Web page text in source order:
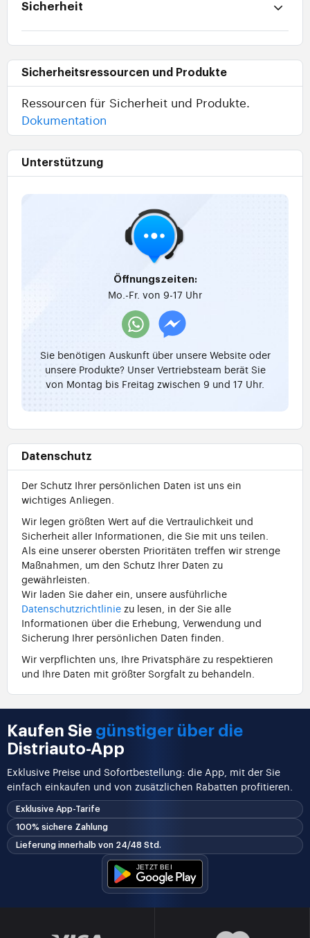
Sicherheit
Sicherheitsressourcen und Produkte
Ressourcen für Sicherheit und Produkte.
Dokumentation
Unterstützung
Öffnungszeiten:
Mo.-Fr. von 9-17 Uhr
Sie benötigen Auskunft über unsere Website oder
unsere Produkte? Unser Vertriebsteam berät Sie
von Montag bis Freitag zwischen 9 und 17 Uhr.
Datenschutz
Der Schutz Ihrer persönlichen Daten ist uns ein
wichtiges Anliegen.
Wir legen größten Wert auf die Vertraulichkeit und
Sicherheit aller Informationen, die Sie mit uns teilen.
Als eine unserer obersten Prioritäten treffen wir strenge
Maßnahmen, um den Schutz Ihrer Daten zu
gewährleisten.
Wir laden Sie daher ein, unsere ausführliche
Datenschutzrichtlinie zu lesen, in der Sie alle
Informationen über die Erhebung, Verwendung und
Sicherung Ihrer persönlichen Daten finden.
Wir verpflichten uns, Ihre Privatsphäre zu respektieren
und Ihre Daten mit größter Sorgfalt zu behandeln.
Kaufen Sie günstiger über die
Distriauto-App
Exklusive Preise und Sofortbestellung: die App, mit der Sie
einfach einkaufen und von zusätzlichen Rabatten profitieren.
Exklusive App-Tarife
100% sichere Zahlung
Lieferung innerhalb von 24/48 Std.